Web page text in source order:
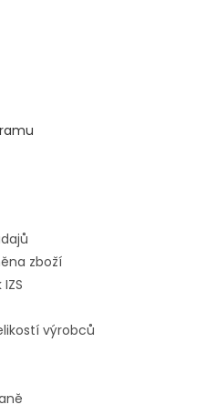
zboží
výrobců